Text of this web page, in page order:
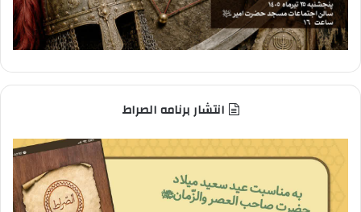
انتشار برنامه الصراط